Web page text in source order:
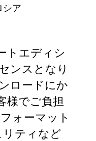
シア
トエディシ
ンスとなり
ロードにか
様でご負担
ォーマット
リティなど